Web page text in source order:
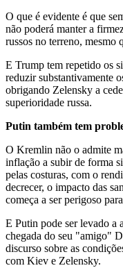
O que é evidente é que
não poderá manter a
russos no terreno, mesmo
E Trump tem repetido os
reduzir substantivamente
obrigando Zelensky a
superioridade russa.
Putin também tem
O Kremlin não o admite
inflação a subir de forma
pelas costuras, com o
decrecer, o impacto das
começa a ser perigoso
E Putin pode ser levado a
chegada do seu "amigo"
discurso sobre as
com Kiev e Zelensky.